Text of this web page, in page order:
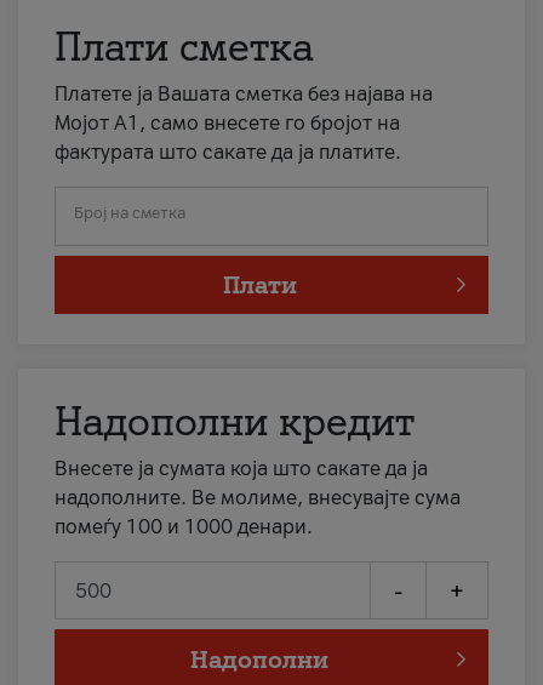
Плати сметка
Платете ја Вашата сметка без најава на
Мојот А1, само внесете го бројот на
фактурата што сакате да ја платите.
Број на сметка
Плати
Надополни кредит
Внесете ја сумата која што сакате да ја
надополните. Ве молиме, внесувајте сума
помеѓу 100 и 1000 денари.
- +
Надополни